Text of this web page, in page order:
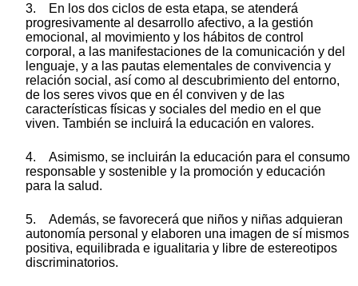
3. En los dos ciclos de esta etapa, se atenderá
progresivamente al desarrollo afectivo, a la gestión
emocional, al movimiento y los hábitos de control
corporal, a las manifestaciones de la comunicación y del
lenguaje, y a las pautas elementales de convivencia y
relación social, así como al descubrimiento del entorno,
de los seres vivos que en él conviven y de las
características físicas y sociales del medio en el que
viven. También se incluirá la educación en valores.
4. Asimismo, se incluirán la educación para el consumo
responsable y sostenible y la promoción y educación
para la salud.
5. Además, se favorecerá que niños y niñas adquieran
autonomía personal y elaboren una imagen de sí mismos
positiva, equilibrada e igualitaria y libre de estereotipos
discriminatorios.